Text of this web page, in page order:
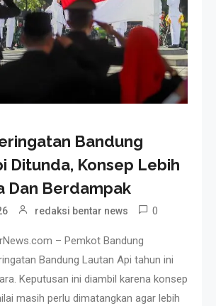
Bandung
Ditunda, Konsep Lebih
Dan Berdampak
redaksi bentar news 0
– Pemkot Bandung
Bandung Lautan Api tahun ini
Keputusan ini diambil karena konsep
masih perlu dimatangkan agar lebih